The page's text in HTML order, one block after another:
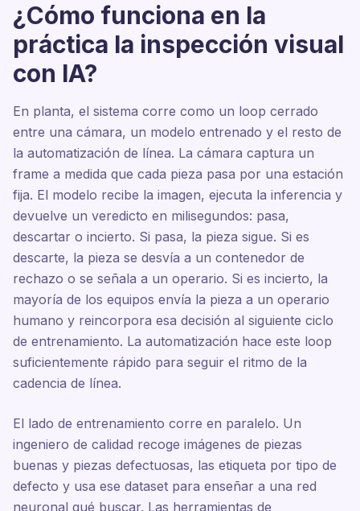
¿Cómo funciona en la
práctica la inspección visual
con IA?
En planta, el sistema corre como un loop cerrado
entre una cámara, un modelo entrenado y el resto de
la automatización de línea. La cámara captura un
frame a medida que cada pieza pasa por una estación
fija. El modelo recibe la imagen, ejecuta la inferencia y
devuelve un veredicto en milisegundos: pasa,
descartar o incierto. Si pasa, la pieza sigue. Si es
descarte, la pieza se desvía a un contenedor de
rechazo o se señala a un operario. Si es incierto, la
mayoría de los equipos envía la pieza a un operario
humano y reincorpora esa decisión al siguiente ciclo
de entrenamiento. La automatización hace este loop
suficientemente rápido para seguir el ritmo de la
cadencia de línea.
El lado de entrenamiento corre en paralelo. Un
ingeniero de calidad recoge imágenes de piezas
buenas y piezas defectuosas, las etiqueta por tipo de
defecto y usa ese dataset para enseñar a una red
neuronal qué buscar. Las herramientas de